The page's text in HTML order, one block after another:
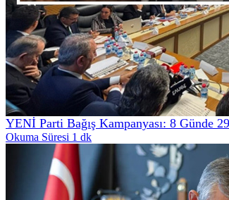
YENİ Parti Bağış Kampanyası: 8 Günde
Okuma Süresi 1 dk